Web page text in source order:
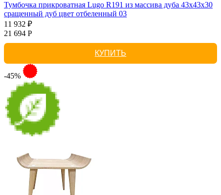
Тумбочка прикроватная Lugo R191 из массива дуба 43х43х30
сращенный дуб цвет отбеленный 03
11 932 ₽
21 694 Р
КУПИТЬ
-45%